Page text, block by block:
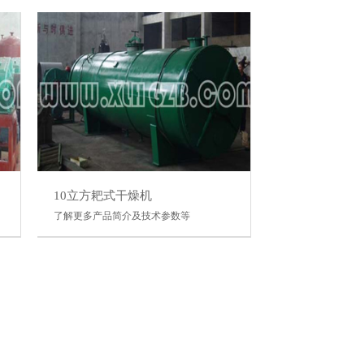
10立方耙式干燥机
了解更多产品简介及技术参数等